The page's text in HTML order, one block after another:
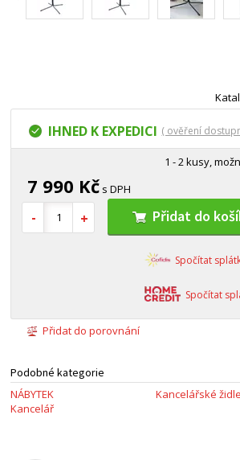
IHNED K EXPEDICI ( ověření
1 - 2 kusy,
7 990 Kč s DPH
Přidat do
Spočítat
Spočítat
Přidat do porovnání
Podobné kategorie
NÁBYTEK
Kancelář
Kancelářské